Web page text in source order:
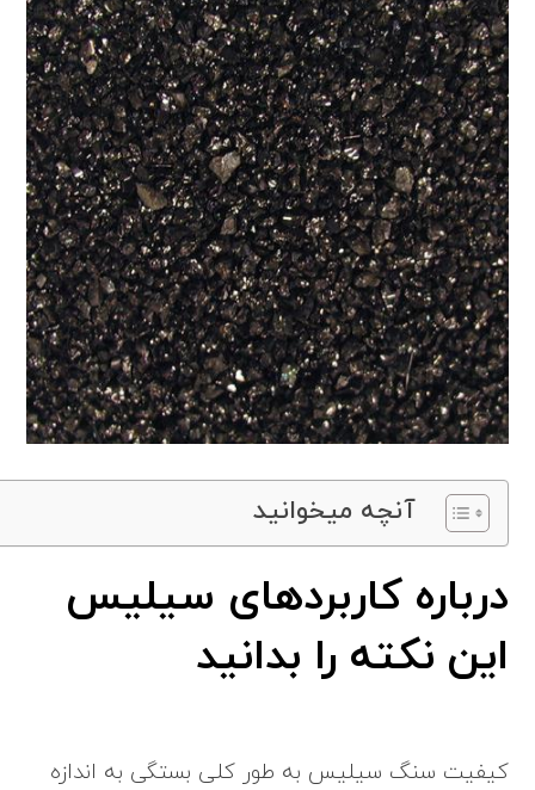
آنچه میخوانید
درباره کاربردهای سیلیس
این نکته را بدانید
کیفیت سنگ سیلیس به طور کلی بستگی به اندازه